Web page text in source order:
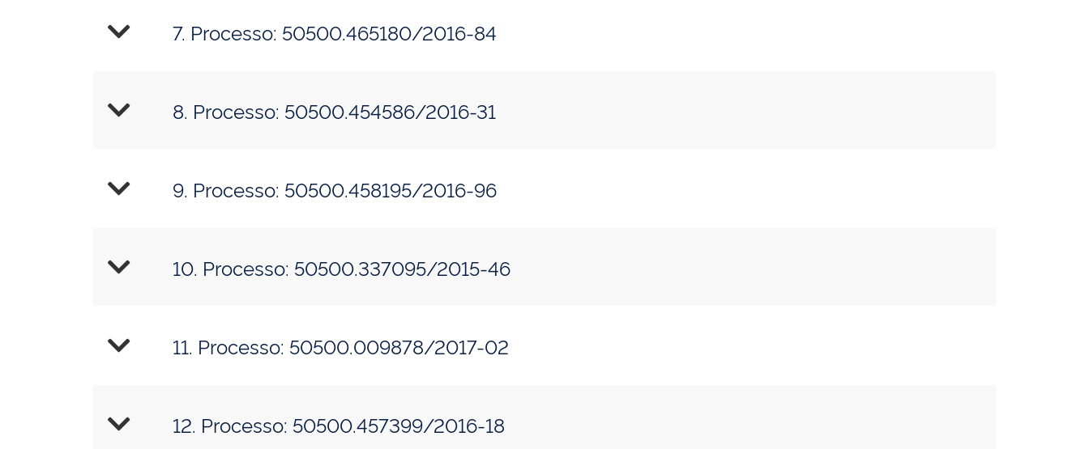
7. Processo: 50500.465180/2016-84
8. Processo: 50500.454586/2016-31
9. Processo: 50500.458195/2016-96
10. Processo: 50500.337095/2015-46
11. Processo: 50500.009878/2017-02
12. Processo: 50500.457399/2016-18